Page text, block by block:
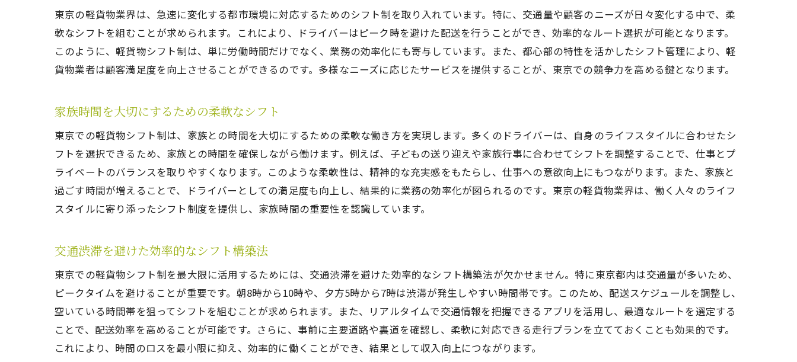
東京の軽貨物業界は、急速に変化する都市環境に対応するためのシフト制を取り入れています。特に、交通量や顧客のニーズが日々変化する中で、柔
軟なシフトを組むことが求められます。これにより、ドライバーはピーク時を避けた配送を行うことができ、効率的なルート選択が可能となります。
このように、軽貨物シフト制は、単に労働時間だけでなく、業務の効率化にも寄与しています。また、都心部の特性を活かしたシフト管理により、軽
貨物業者は顧客満足度を向上させることができるのです。多様なニーズに応じたサービスを提供することが、東京での競争力を高める鍵となります。
家族時間を大切にするための柔軟なシフト
東京での軽貨物シフト制は、家族との時間を大切にするための柔軟な働き方を実現します。多くのドライバーは、自身のライフスタイルに合わせたシ
フトを選択できるため、家族との時間を確保しながら働けます。例えば、子どもの送り迎えや家族行事に合わせてシフトを調整することで、仕事とプ
ライベートのバランスを取りやすくなります。このような柔軟性は、精神的な充実感をもたらし、仕事への意欲向上にもつながります。また、家族と
過ごす時間が増えることで、ドライバーとしての満足度も向上し、結果的に業務の効率化が図られるのです。東京の軽貨物業界は、働く人々のライフ
スタイルに寄り添ったシフト制度を提供し、家族時間の重要性を認識しています。
交通渋滞を避けた効率的なシフト構築法
東京での軽貨物シフト制を最大限に活用するためには、交通渋滞を避けた効率的なシフト構築法が欠かせません。特に東京都内は交通量が多いため、
ピークタイムを避けることが重要です。朝8時から10時や、夕方5時から7時は渋滞が発生しやすい時間帯です。このため、配送スケジュールを調整し、
空いている時間帯を狙ってシフトを組むことが求められます。また、リアルタイムで交通情報を把握できるアプリを活用し、最適なルートを選定する
ことで、配送効率を高めることが可能です。さらに、事前に主要道路や裏道を確認し、柔軟に対応できる走行プランを立てておくことも効果的です。
これにより、時間のロスを最小限に抑え、効率的に働くことができ、結果として収入向上につながります。